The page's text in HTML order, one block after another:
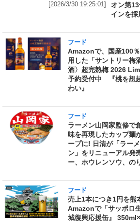
[2026/3/30 19:25:01]
オン第
インを採
フード
Amazonで、国産100
用した「サントリー梅
酒〉超完熟梅 2026
予約受付中 『桃を想
わい』
フード
ラーメン山岡家監修で
味を再現したカップ麺
ープに! 日清が「ラー
ン」をリニューアル発
ー、ホウレンソウ、の
フード
売上1本につき1円を
Amazonで「サッポロ
城復興応援缶』